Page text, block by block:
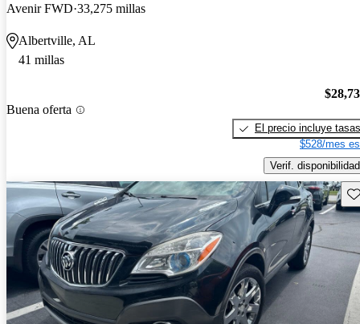
Avenir FWD 33,275 millas
Albertville, AL
41 millas
Buena oferta
El precio incluye tasas
$528/mes
Verif. disponibilidad